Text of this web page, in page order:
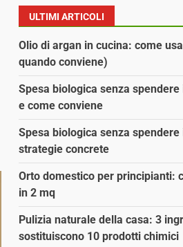
ULTIMI ARTICOLI
Olio di argan in cucina: come
quando conviene)
Spesa biologica senza
e come conviene
Spesa biologica senza spendere
strategie concrete
Orto domestico per principianti:
in 2 mq
Pulizia naturale della casa: 3
sostituiscono 10 prodotti chimici